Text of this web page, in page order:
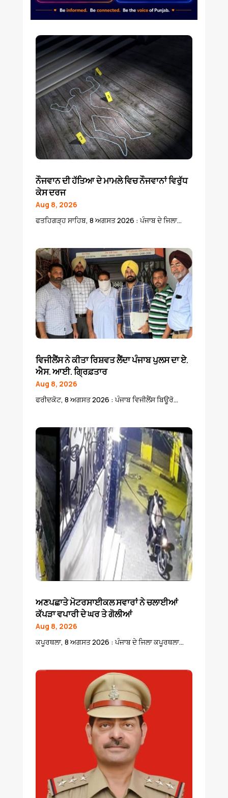
ਨੌਜਵਾਨ ਦੀ ਹੱਤਿਆ ਦੇ ਮਾਮਲੇ ਵਿਚ ਨੌਜਵਾਨਾਂ ਵਿਰੁੱਧ
ਕੇਸ ਦਰਜ
Aug 8, 2026
ਫਤਹਿਗੜ੍ਹ ਸਾਹਿਬ, 8 ਅਗਸਤ 2026 : ਪੰਜਾਬ ਦੇ ਜਿਲਾ...
ਵਿਜੀਲੈਂਸ ਨੇ ਕੀਤਾ ਰਿਸ਼ਵਤ ਲੈਂਦਾ ਪੰਜਾਬ ਪੁਲਸ ਦਾ ਏ.
ਐਸ. ਆਈ. ਗ੍ਰਿਫ਼ਤਾਰ
Aug 8, 2026
ਫਰੀਦਕੋਟ, 8 ਅਗਸਤ 2026 : ਪੰਜਾਬ ਵਿਜੀਲੈਂਸ ਬਿਊਰੋ...
ਅਣਪਛਾਤੇ ਮੋਟਰਸਾਈਕਲ ਸਵਾਰਾਂ ਨੇ ਚਲਾਈਆਂ
ਕੱਪੜਾ ਵਪਾਰੀ ਦੇ ਘਰ ਤੇ ਗੋਲੀਆਂ
Aug 8, 2026
ਕਪੂਰਥਲਾ, 8 ਅਗਸਤ 2026 : ਪੰਜਾਬ ਦੇ ਜਿਲਾ ਕਪੂਰਥਲਾ...